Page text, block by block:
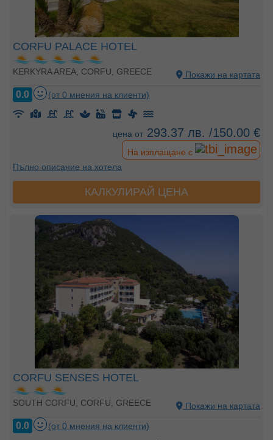
CORFU PALACE HOTEL
KERKYRA AREA, CORFU, GREECE Покажи на картата
0.0 (от 0 мнения на клиенти)
цена от 293.37 лв. /150.00 €
На изплащане с
Пълно описание на хотела
КАЛКУЛИРАЙ ЦЕНА
CORFU SENSES HOTEL
SOUTH CORFU, CORFU, GREECE Покажи на картата
0.0 (от 0 мнения на клиенти)